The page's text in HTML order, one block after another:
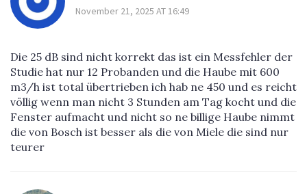
November 21, 2025 AT 16:49
Die 25 dB sind nicht korrekt das ist ein Messfehler der
Studie hat nur 12 Probanden und die Haube mit 600
m3/h ist total übertrieben ich hab ne 450 und es reicht
völlig wenn man nicht 3 Stunden am Tag kocht und die
Fenster aufmacht und nicht so ne billige Haube nimmt
die von Bosch ist besser als die von Miele die sind nur
teurer